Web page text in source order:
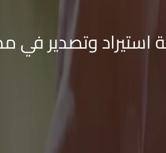
استيراد وتصدير في